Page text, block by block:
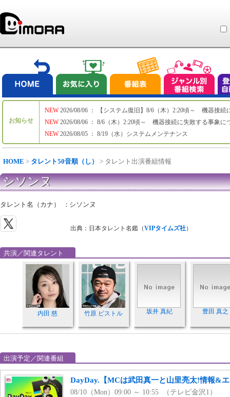
お知らせ
NEW
NEW
NEW
2026/08/06 ： 【システム復旧】8/6（木）2:20頃～ 機器接続
2026/08/06 ： 8/6（木）2:20頃～ 機器接続に失敗する事象に
2026/08/05 ： 8/19（水）システムメンテナンス
HOME > タレント50音順（し） > タレント出演番組情報
シソンヌ
タレント名（カナ） ： シソンヌ
出典：日本タレント名鑑（VIPタイムズ社）
共演／関連タレント
内田 慈 竹原 ピストル 坂井 真紀 豊田 真之
出演予定／関連番組
DayDay.【MCは武田真一と山里亮太!情報&
08/10（Mon）09:00 ～ 10:55 （テレビ金沢1）